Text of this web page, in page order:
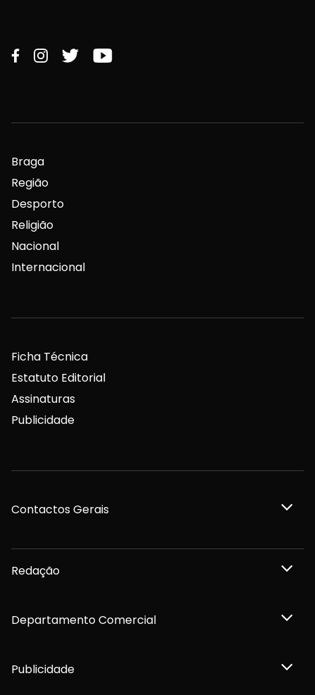
Braga
Região
Desporto
Religião
Nacional
Internacional
Ficha Técnica
Estatuto Editorial
Assinaturas
Publicidade
Contactos Gerais
Redação
Departamento Comercial
Publicidade